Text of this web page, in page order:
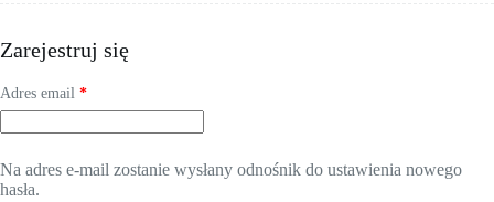
Zarejestruj się
Adres email *Wymagane
Na adres e-mail zostanie wysłany odnośnik do ustawienia nowego
hasła.